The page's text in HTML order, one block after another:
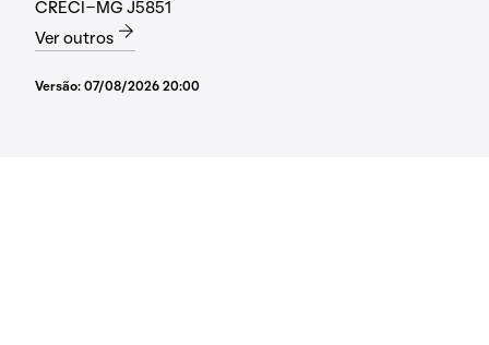
CRECI-MG J5851
Ver outros
Versão: 07/08/2026 20:00